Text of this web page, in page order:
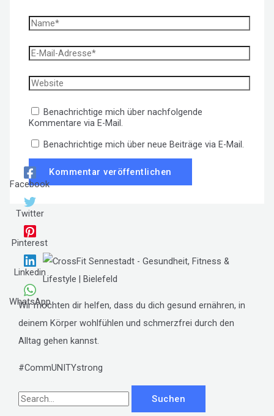
Facebook
Twitter
Pinterest
Linkedin
WhatsApp
Name*
E-
Mail-
Website
Benachrichtige mich über nachfolgende
Kommentare via E-Mail.
Benachrichtige mich über neue Beiträge via E-Mail.
Wir möchten dir helfen, dass du dich gesund ernähren, in
deinem Körper wohlfühlen und schmerzfrei durch den
Alltag gehen kannst.
#CommUNITYstrong
S